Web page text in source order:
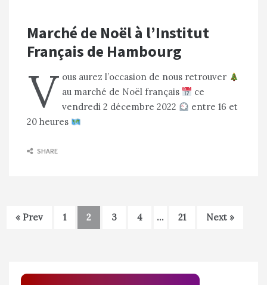
Marché de Noël à l’Institut
Français de Hambourg
V ous aurez l’occasion de nous retrouver
au marché de Noël français
ce
vendredi 2 décembre 2022
entre 16 et
20 heures
SHARE
« Prev 1 2 3 4 … 21 Next »